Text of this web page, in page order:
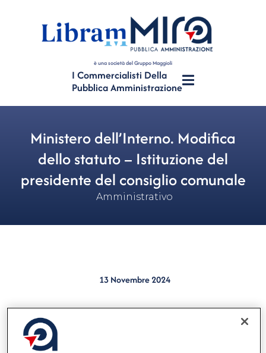
è una società del Gruppo Maggioli
I Commercialisti Della
Pubblica Amministrazione
Ministero dell’Interno. Modifica
dello statuto – Istituzione del
presidente del consiglio comunale
Amministrativo
13 Novembre 2024
Un comune con popolazione inferiore a 15.000
abitanti se intende introdurre la figura del presidente
del consiglio potrà adottare un’apposita modifica